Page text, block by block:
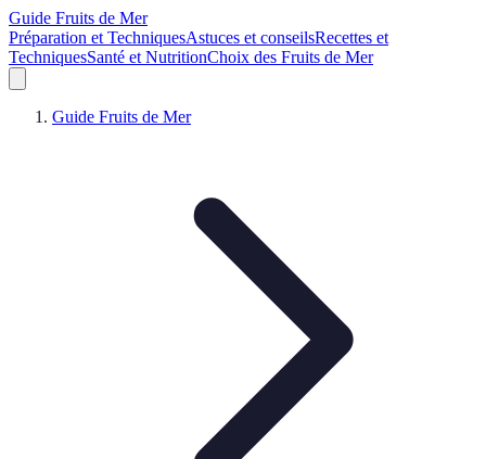
Guide Fruits de Mer
Préparation et TechniquesAstuces et conseilsRecettes et
TechniquesSanté et NutritionChoix des Fruits de Mer
Guide Fruits de Mer